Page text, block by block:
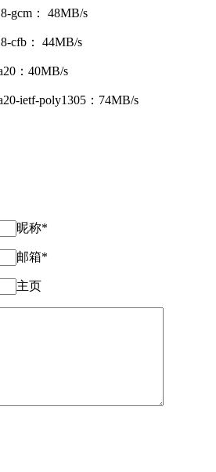
gcm： 48MB/s
cfb： 44MB/s
：40MB/s
ietf-poly1305：74MB/s
昵称*
邮箱*
主页